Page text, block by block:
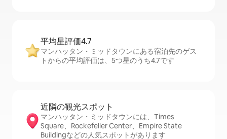
平均星評価4.7
マンハッタン・ミッドタウンにある宿泊先のゲス
トからの平均評価は、5つ星のうち4.7です
近隣の観光ス⁠ポ⁠ッ⁠ト
マンハッタン・ミッドタウンには、Times
Square、Rockefeller Center、Empire State
Buildingなどの人気スポットがあります